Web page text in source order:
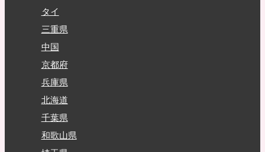
タイ
三重県
中国
京都府
兵庫県
北海道
千葉県
和歌山県